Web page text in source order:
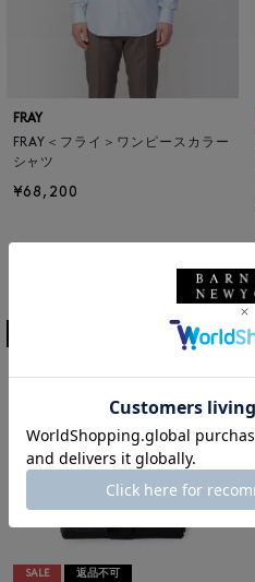
FRAY
FRAY＜フライ＞ワンピースカラー
シャツ
¥68,200
SALE 返品不可